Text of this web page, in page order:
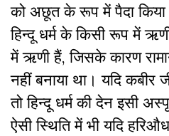
को अछूत के रूप में पैदा किया
हिन्दू धर्म के किसी रूप में
में ऋणी हैं, जिसके कारण
नहीं बनाया था। यदि
तो हिन्दू धर्म की देन इसी
ऐसी स्थिति में भी यदि